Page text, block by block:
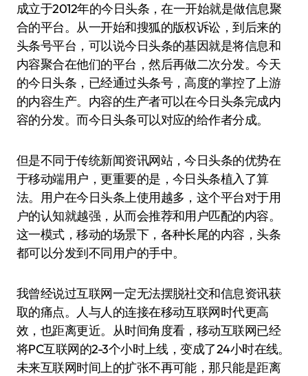
成立于2012年的今日头条，在一开始就是做信息聚
合的平台。从一开始和搜狐的版权诉讼，到后来的
头条号平台，可以说今日头条的基因就是将信息和
内容聚合在他们的平台，然后再做二次分发。今天
的今日头条，已经通过头条号，高度的掌控了上游
的内容生产。内容的生产者可以在今日头条完成内
容的分发。而今日头条可以对应的给作者分成。
但是不同于传统新闻资讯网站，今日头条的优势在
于移动端用户，更重要的是，今日头条植入了算
法。用户在今日头条上使用越多，这个平台对于用
户的认知就越强，从而会推荐和用户匹配的内容。
这一模式，移动的场景下，各种长尾的内容，头条
都可以分发到不同用户的手中。
我曾经说过互联网一定无法摆脱社交和信息资讯获
取的痛点。人与人的连接在移动互联网时代更高
效，也距离更近。从时间角度看，移动互联网已经
将PC互联网的2-3个小时上线，变成了24小时在线。
未来互联网时间上的扩张不再可能，那只能是距离